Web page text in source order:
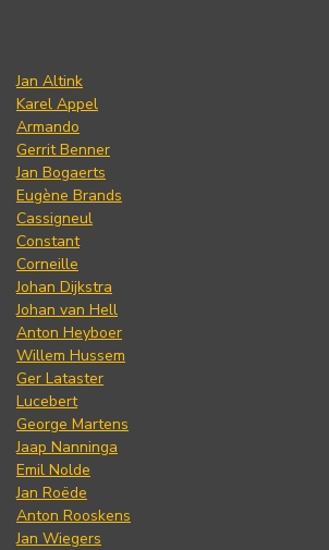
Jan Altink
Karel Appel
Armando
Gerrit Benner
Jan Bogaerts
Eugène Brands
Cassigneul
Constant
Corneille
Johan Dijkstra
Johan van Hell
Anton Heyboer
Willem Hussem
Ger Lataster
Lucebert
George Martens
Jaap Nanninga
Emil Nolde
Jan Roëde
Anton Rooskens
Jan Wiegers